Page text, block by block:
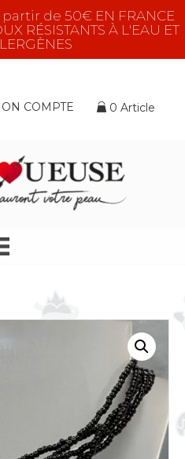
partir de 50€ EN FRANCE
RÉSISTANTS À L'EAU ET
COMPTE 0 Article